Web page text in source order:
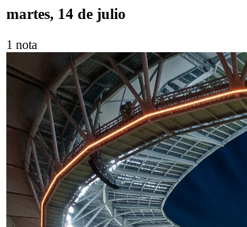
martes, 14 de julio
1 nota